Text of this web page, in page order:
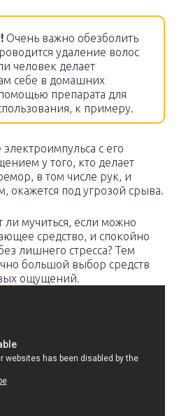
Очень важно обезболить
удаление волос
человек делает
себе в домашних
препарата для
к примеру.
с его
у того, кто делает
в том числе рук, и
окажется под угрозой срыва.
ли мучиться, если можно
средство, и спокойно
лишнего стресса? Тем
большой выбор средств
ощущений.